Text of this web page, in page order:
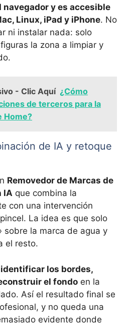
y es accesible
Linux, iPad y iPhone. No
ni instalar nada: solo
la zona a limpiar y
- Clic Aquí ¿Cómo
de terceros para la
Home?
de IA y retoque
Removedor de Marcas de
IA que combina la
con una intervención
La idea es que solo
sobre la marca de agua y
el resto.
identificar los bordes,
el fondo en la
Así el resultado final se
y no queda una
evidente donde